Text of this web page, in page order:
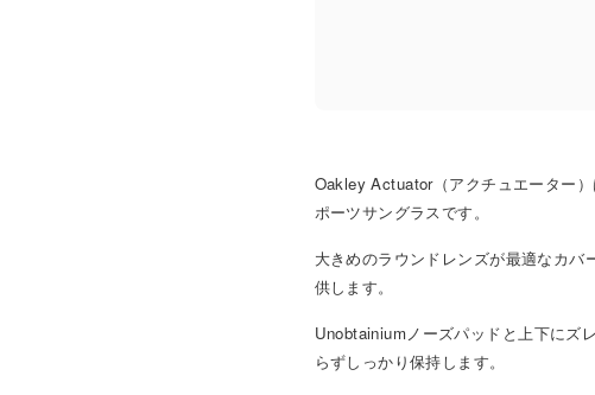
Oakley Actuator（アクチュエーター
ポーツサングラスです。
大きめのラウンドレンズが最適なカ
供します。
Unobtainiumノーズパッドと上下にズ
らずしっかり保持します。